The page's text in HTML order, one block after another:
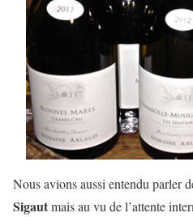
Nous avions aussi entendu parler
Sigautmais au vu de l’attente